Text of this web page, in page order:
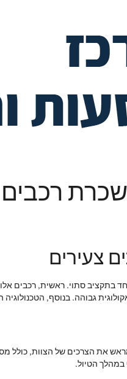
רכבים
צעירים
בתקציב סתוי. ראשית,
גבוהה. בנוסף,
את הצרכים של הצוות, כולל
במהלך הטיול.